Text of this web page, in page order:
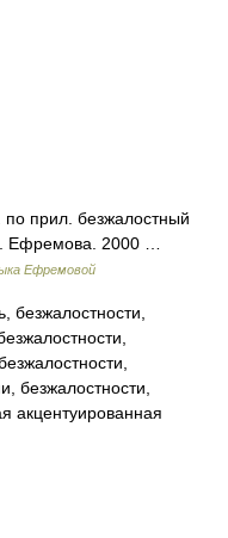
прил. безжалостный
Ефремова. 2000 …
Ефремовой
безжалостности,
безжалостности,
акцентуированная